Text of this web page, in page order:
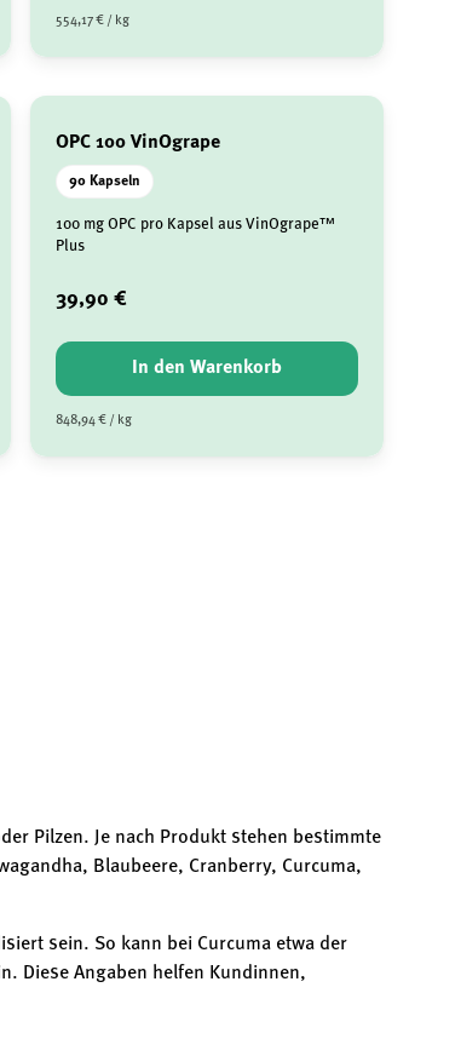
554,17 € / kg
OPC 100 VinOgrape
90 Kapseln
100 mg OPC pro Kapsel aus VinOgrape™
Plus
39,90 €
In den Warenkorb
848,94 € / kg
Pilzen. Je nach Produkt stehen bestimmte
Blaubeere, Cranberry, Curcuma,
sein. So kann bei Curcuma etwa der
Diese Angaben helfen Kundinnen,